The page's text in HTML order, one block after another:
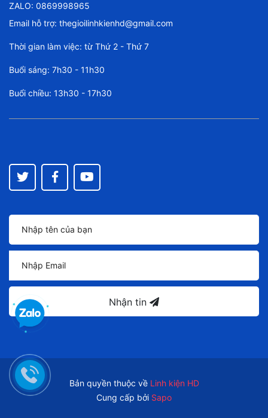
ZALO: 0869998965
Email hỗ trợ: thegioilinhkienhd@gmail.com
Thời gian làm việc: từ Thứ 2 - Thứ 7
Buổi sáng: 7h30 - 11h30
Buổi chiều: 13h30 - 17h30
Nhận tin
Bản quyền thuộc về Linh kiện HD
Cung cấp bởi Sapo